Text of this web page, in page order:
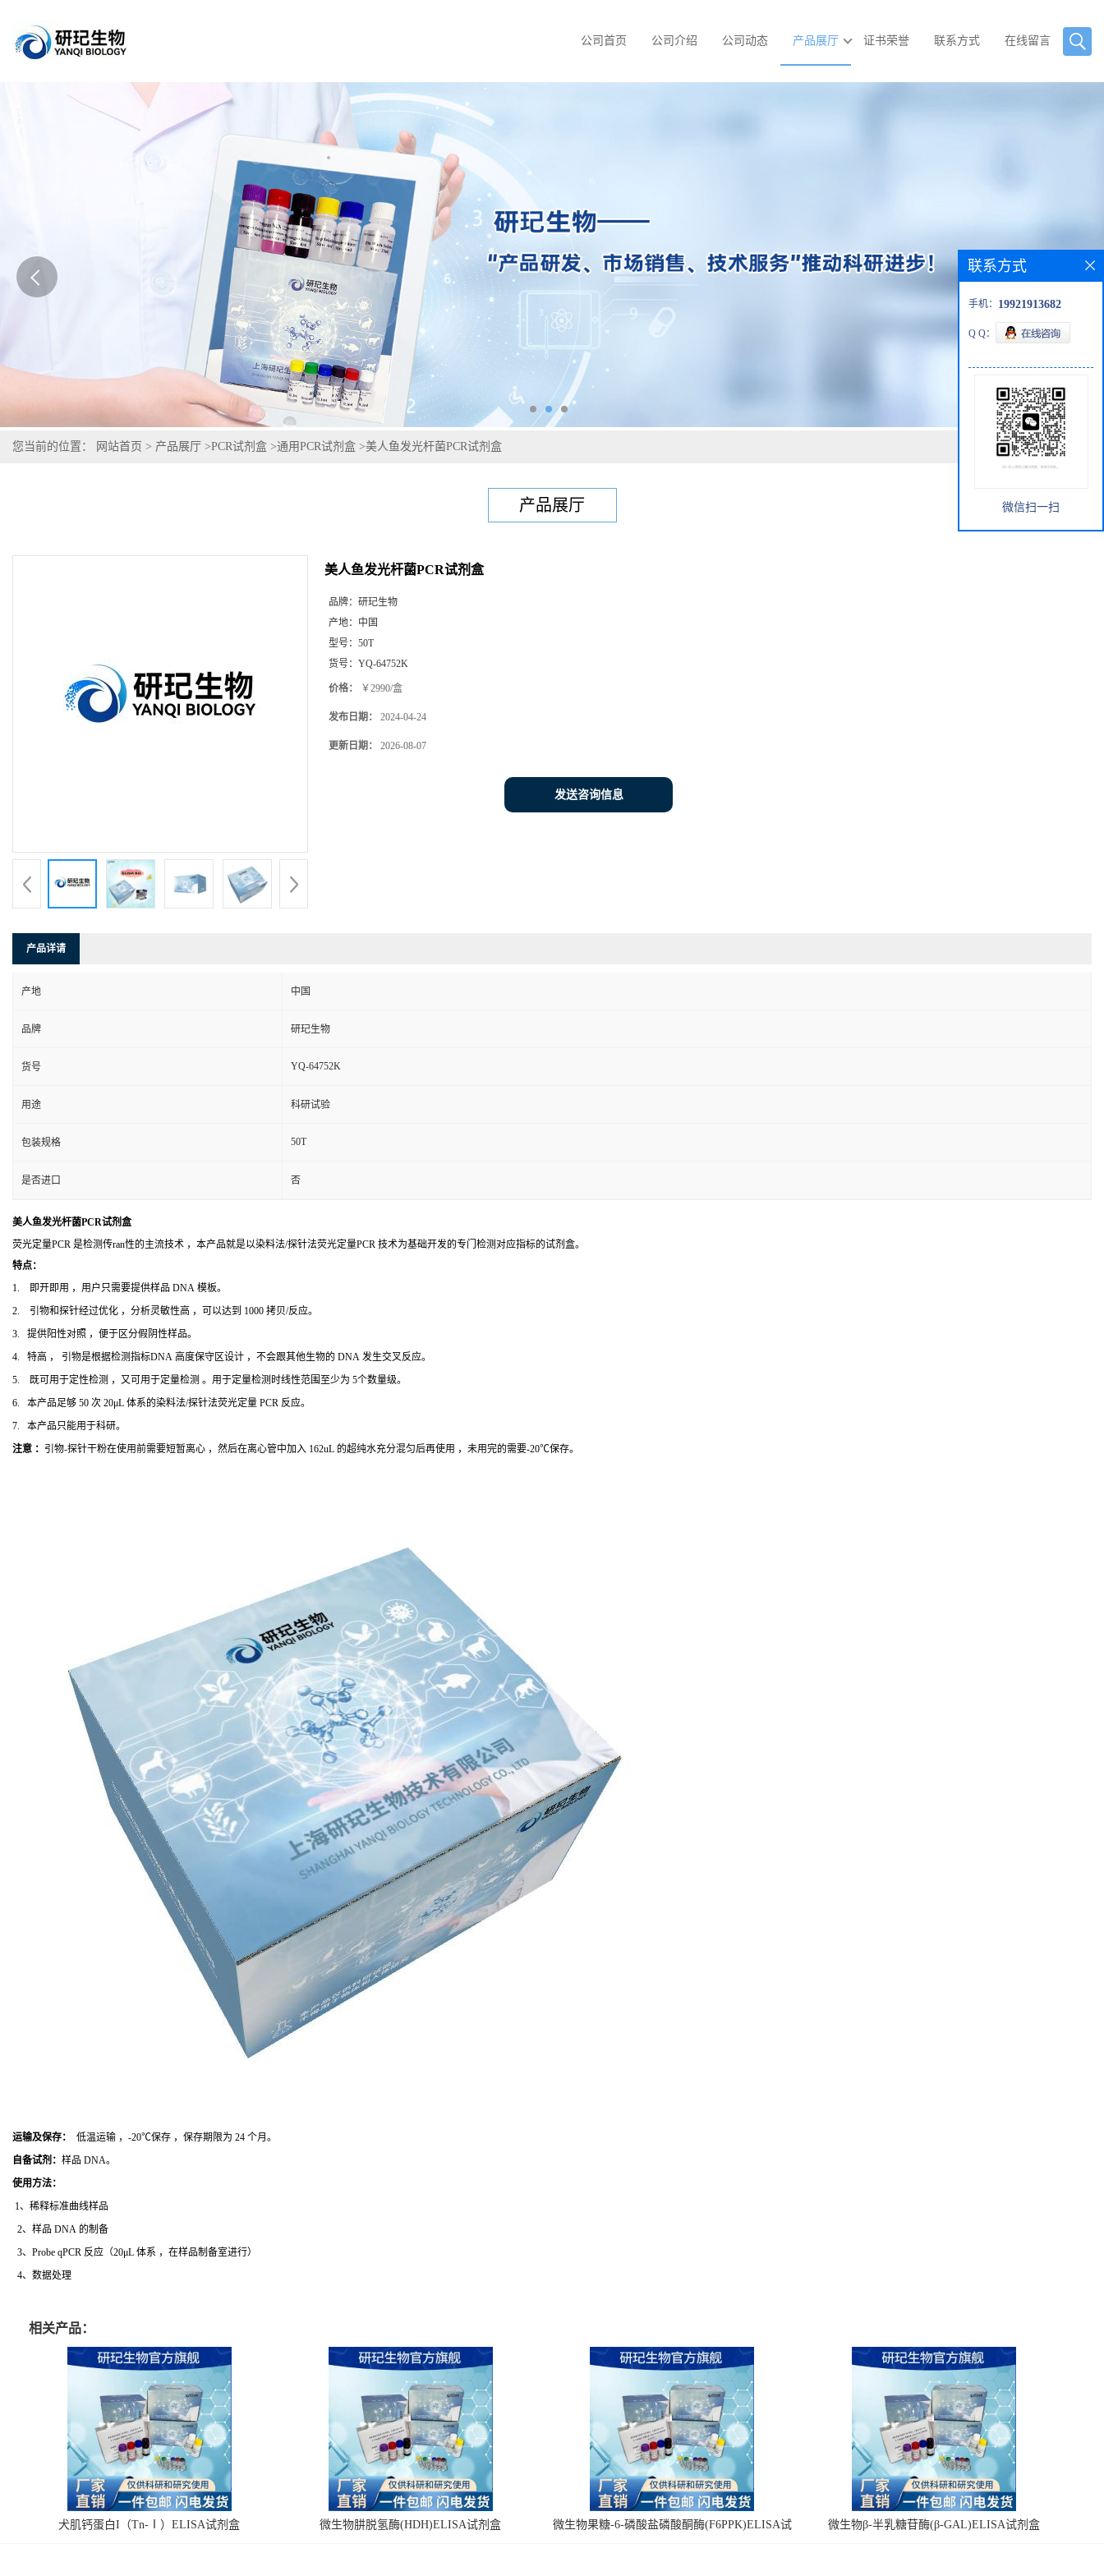
公司首页 公司介绍 公司动态 产品展厅 证书荣誉 联系方式 在线留言
您当前的位置： 网站首页 > 产品展厅 >PCR试剂盒 >通用PCR试剂盒 >美人鱼发光杆菌PCR试剂盒
产品展厅
美人鱼发光杆菌PCR试剂盒
品牌： 研玘生物
产地： 中国
型号： 50T
货号： YQ-64752K
价格： ￥2990/盒
发布日期： 2024-04-24
更新日期： 2026-08-07
发送咨询信息
产品详请
产地 中国
品牌 研玘生物
货号 YQ-64752K
用途 科研试验
包装规格 50T
是否进口 否
美人鱼发光杆菌PCR试剂盒
荧光定量PCR 是检测传ran性的主流技术 ，本产品就是以染料法/探针法荧光定量PCR 技术为基础开发的专门检测对应指标的试剂盒。
特点：
1. 即开即用 ，用户只需要提供样品 DNA 模板。
2. 引物和探针经过优化 ，分析灵敏性高 ，可以达到 1000 拷贝/反应。
3. 提供阳性对照 ，便于区分假阴性样品。
4. 特高 ， 引物是根据检测指标DNA 高度保守区设计 ，不会跟其他生物的 DNA 发生交叉反应。
5. 既可用于定性检测 ，又可用于定量检测 。用于定量检测时线性范围至少为 5个数量级。
6. 本产品足够 50 次 20μL 体系的染料法/探针法荧光定量 PCR 反应。
7. 本产品只能用于科研。
注意 ： 引物-探针干粉在使用前需要短暂离心 ，然后在离心管中加入 162uL 的超纯水充分混匀后再使用 ，未用完的需要-20℃保存。
运输及保存：
低温运输 ，-20℃保存 ，保存期限为 24 个月。
自备试剂： 样品 DNA。
使用方法：
1、稀释标准曲线样品
2、样品 DNA 的制备
3、Probe qPCR 反应（20μL 体系 ，在样品制备室进行）
4、数据处理
相关产品：
犬肌钙蛋白I（Tn-Ⅰ）ELISA试剂盒 微生物肼脱氢酶(HDH)ELISA试剂盒
微生物果糖-6-磷酸盐磷酸酮酶(F6PPK)ELISA试
微生物β-半乳糖苷酶(β-GAL)ELISA试剂盒
联系方式
手机： 19921913682
Q Q：
微信扫一扫